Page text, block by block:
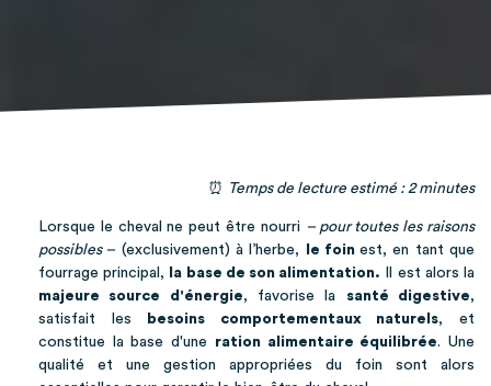
⏰ Temps de lecture estimé : 2 minutes
Lorsque le cheval ne peut être nourri – pour toutes les raisons
possibles – (exclusivement) à l’herbe, le foinest, en tant que
fourrage principal,
la base de son alimentation. Il est alors la
majeure source d'énergie, favorise la santé digestive,
satisfait les
besoins comportementaux naturels, et
constitue la base d'une ration alimentaire équilibrée. Une
qualité et une gestion appropriées du foin sont alors